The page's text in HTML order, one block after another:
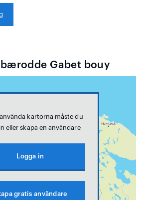
Gabet bouy
kartorna måste du
eller skapa en användare
Logga in
gratis användare